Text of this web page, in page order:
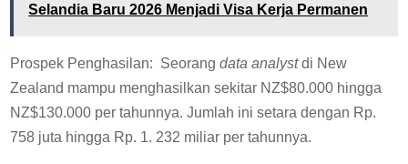
Selandia Baru 2026 Menjadi Visa Kerja Permanen
Prospek Penghasilan: Seorangdata analystdi New
Zealand mampu menghasilkan sekitar NZ$80.000 hingga
NZ$130.000 per tahunnya. Jumlah ini setara dengan Rp.
758 juta hingga Rp. 1. 232 miliar per tahunnya.